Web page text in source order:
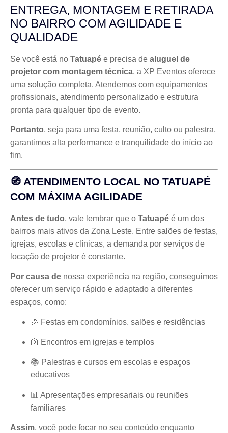
ENTREGA, MONTAGEM E RETIRADA
NO BAIRRO COM AGILIDADE E
QUALIDADE
Se você está no Tatuapé e precisa de aluguel de
projetor com montagem técnica, a XP Eventos oferece
uma solução completa. Atendemos com equipamentos
profissionais, atendimento personalizado e estrutura
pronta para qualquer tipo de evento.
Portanto, seja para uma festa, reunião, culto ou palestra,
garantimos alta performance e tranquilidade do início ao
fim.
🧭 ATENDIMENTO LOCAL NO TATUAPÉ
COM MÁXIMA AGILIDADE
Antes de tudo, vale lembrar que o Tatuapé é um dos
bairros mais ativos da Zona Leste. Entre salões de festas,
igrejas, escolas e clínicas, a demanda por serviços de
locação de projetor é constante.
Por causa de nossa experiência na região, conseguimos
oferecer um serviço rápido e adaptado a diferentes
espaços, como:
🎉 Festas em condomínios, salões e residências
🛐 Encontros em igrejas e templos
📚 Palestras e cursos em escolas e espaços
educativos
📊 Apresentações empresariais ou reuniões
familiares
Assim, você pode focar no seu conteúdo enquanto